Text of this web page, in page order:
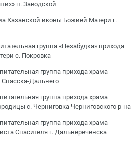
п. Заводской
Казанской иконы Божией Матери г.
группа «Незабудка» прихода
с. Покровка
группа прихода храма
Спасска-Дальнего
группа прихода храма
с. Черниговка Черниговского р-на
группа прихода храма
Спасителя г. Дальнереченска